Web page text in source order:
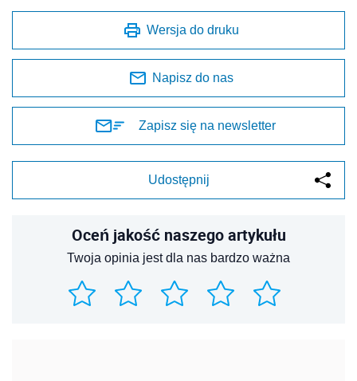
Wersja do druku
Napisz do nas
Zapisz się na newsletter
Udostępnij
Oceń jakość naszego artykułu
Twoja opinia jest dla nas bardzo ważna